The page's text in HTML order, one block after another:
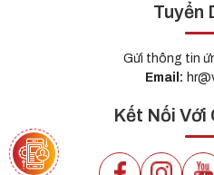
Tuyển
Gửi thông tin
Email:
Kết Nối Với